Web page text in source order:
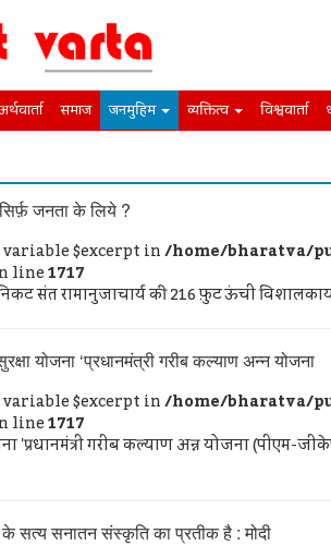
समाज जनमुहिम व्यक्तित्व विश्ववार्ता
सिर्फ़ जनता के लिये ?
$excerpt in/home/bharatva/
line1717
संत रामानुजाचार्य की 216 फ़ुट ऊंची
योजना ‘प्रधानमंत्री गरीब कल्याण अन्न योजना
$excerpt in/home/bharatva/
line1717
'प्रधानमंत्री गरीब कल्याण अन्न योजना (पीएम-
के सत्य सनातन संस्कृति का प्रतीक है : मोदी